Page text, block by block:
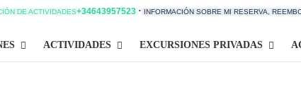
DE ACTIVIDADES+34643957523 · INFORMACIÓN SOBRE MI RESERVA,
ACTIVIDADES EXCURSIONES PRIVADAS